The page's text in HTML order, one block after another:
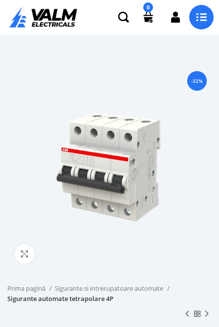
0
-32%
Prima pagină
Sigurante si intrerupatoare automate
Sigurante automate tetrapolare 4P